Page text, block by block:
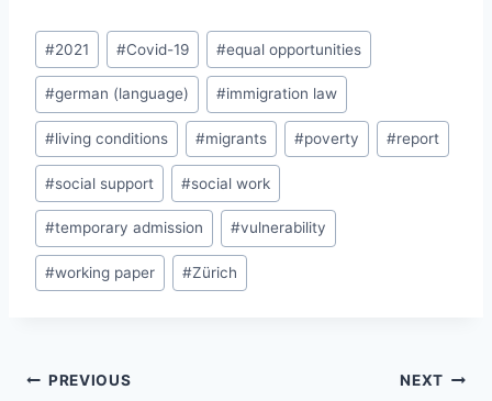
Post
Tags:
#2021 #Covid-19 #equal opportunities
#german (language) #immigration law
#living conditions #migrants #poverty #report
#social support #social work
#temporary admission #vulnerability
#working paper #Zürich
Post
PREVIOUS NEXT